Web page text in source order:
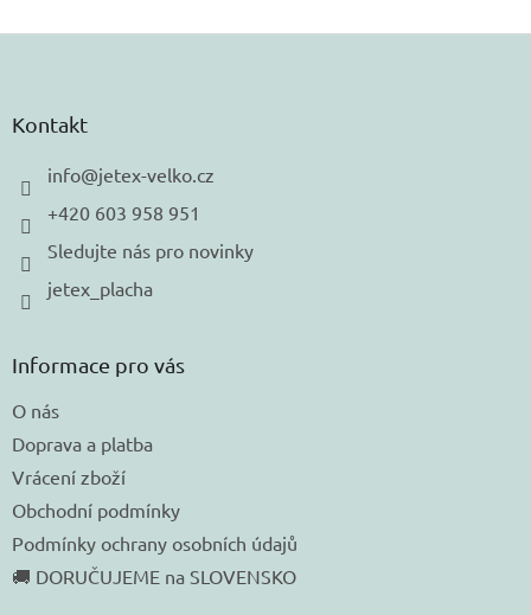
Kontakt
info@jetex-velko.cz
+420 603 958 951
Sledujte nás pro novinky
jetex_placha
Informace pro vás
O nás
Doprava a platba
Vrácení zboží
Obchodní podmínky
Podmínky ochrany osobních údajů
🚚 DORUČUJEME na SLOVENSKO